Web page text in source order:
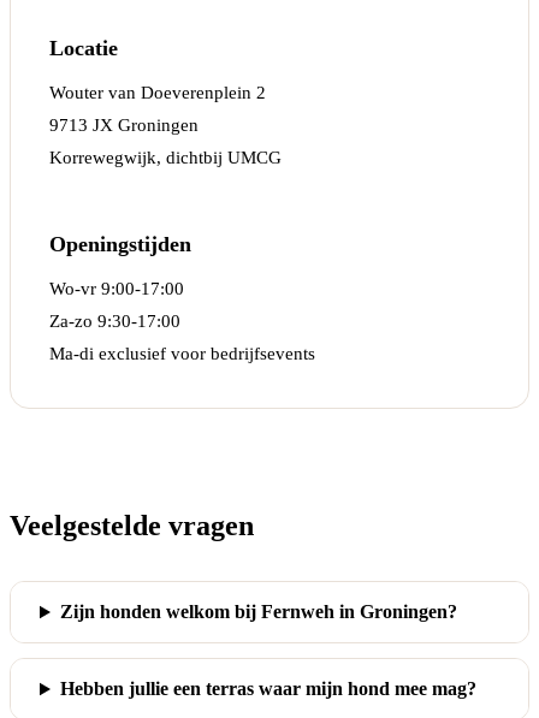
Locatie
Wouter van Doeverenplein 2
9713 JX Groningen
Korrewegwijk, dichtbij UMCG
Openingstijden
Wo-vr 9:00-17:00
Za-zo 9:30-17:00
Ma-di exclusief voor bedrijfsevents
Veelgestelde vragen
Zijn honden welkom bij Fernweh in Groningen?
Hebben jullie een terras waar mijn hond mee mag?